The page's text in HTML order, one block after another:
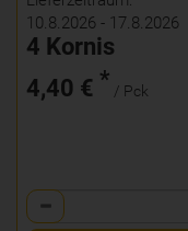
10.8.2026 - 17.8.2026
4 Kornis
4,40 € * / Pck
Anzahl